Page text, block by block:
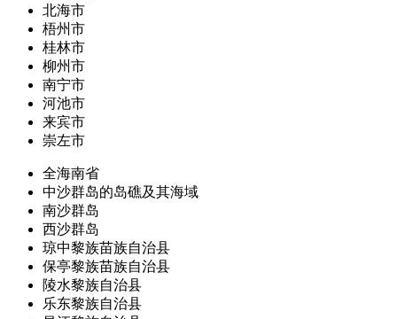
北海市
梧州市
桂林市
柳州市
南宁市
河池市
来宾市
崇左市
全海南省
中沙群岛的岛礁及其海域
南沙群岛
西沙群岛
琼中黎族苗族自治县
保亭黎族苗族自治县
陵水黎族自治县
乐东黎族自治县